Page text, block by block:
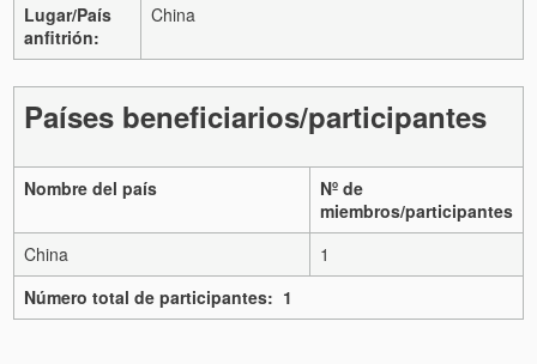
Lugar/País
anfitrión:
China
Países beneficiarios/participantes
Nombre del país
Nº de
miembros/participantes
China
1
Número total de participantes: 1